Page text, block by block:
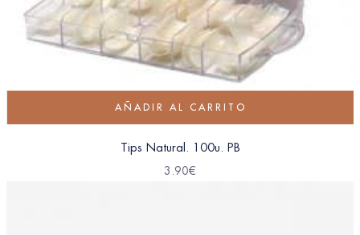
AÑADIR AL CARRITO
Tips Natural. 100u. PB
3.90€